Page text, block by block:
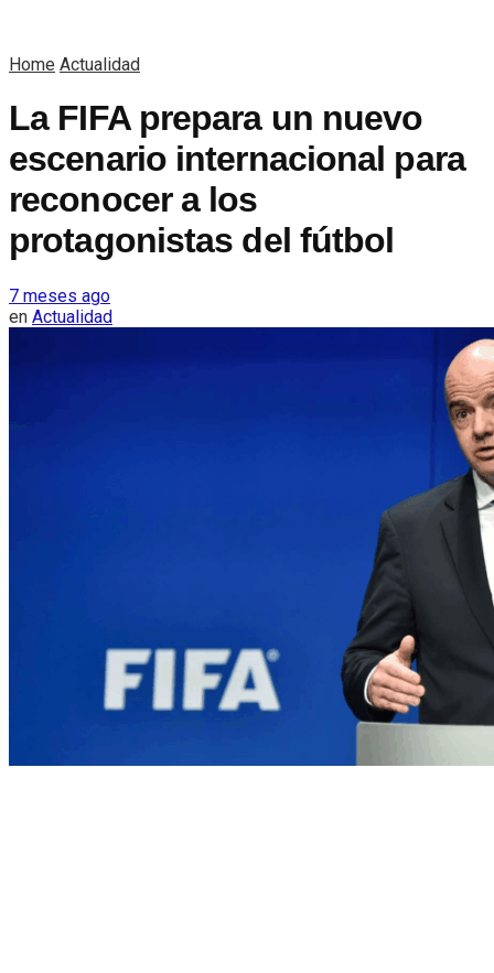
Home Actualidad
La FIFA prepara un nuevo
escenario internacional para
reconocer a los
protagonistas del fútbol
7 meses ago
en Actualidad